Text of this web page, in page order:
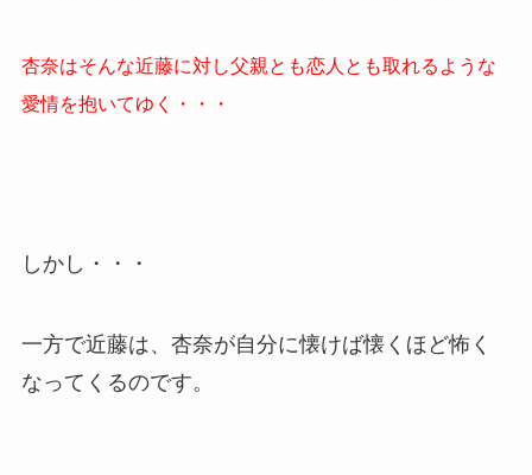
杏奈はそんな近藤に対し父親とも恋人とも取れるような
愛情を抱いてゆく・・・
しかし・・・
一方で近藤は、杏奈が自分に懐けば懐くほど怖く
なってくるのです。